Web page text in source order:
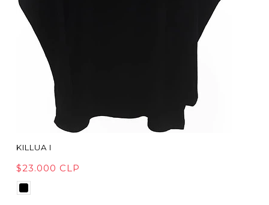
KILLUA I
$23.000 CLP